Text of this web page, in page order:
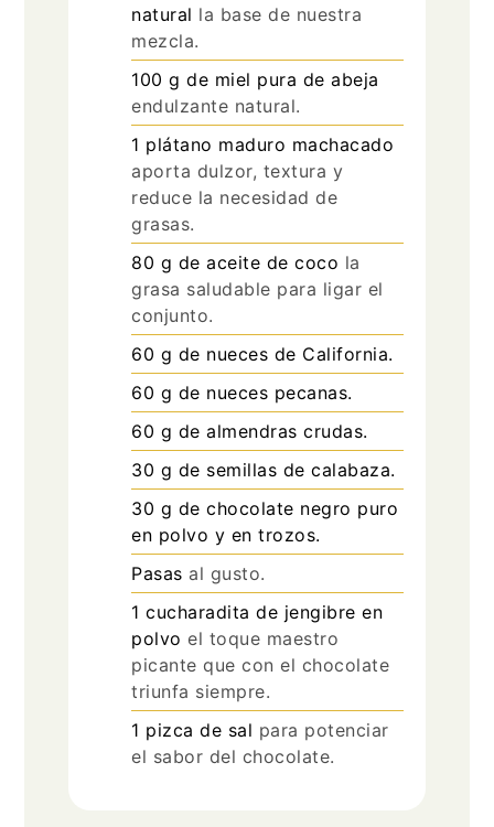
natural la base de nuestra
mezcla.
100 g de miel pura de abeja
endulzante natural.
1 plátano maduro machacado
aporta dulzor, textura y
reduce la necesidad de
grasas.
80 g de aceite de coco la
grasa saludable para ligar el
conjunto.
60 g de nueces de California.
60 g de nueces pecanas.
60 g de almendras crudas.
30 g de semillas de calabaza.
30 g de chocolate negro puro
en polvo y en trozos.
Pasas al gusto.
1 cucharadita de jengibre en
polvo el toque maestro
picante que con el chocolate
triunfa siempre.
1 pizca de sal para potenciar
el sabor del chocolate.